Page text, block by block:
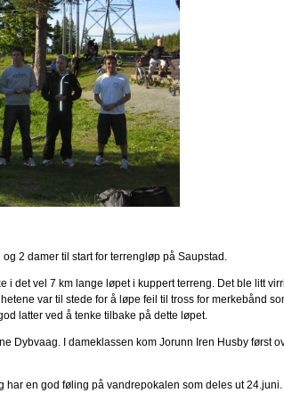
2 damer til start for terrengløp på Saupstad.
i det vel 7 km lange løpet i kuppert terreng. Det ble litt
var til stede for å løpe feil til tross for merkebånd
latter ved å tenke tilbake på dette løpet.
Dybvaag. I dameklassen kom Jorunn Iren Husby først
har en god føling på vandrepokalen som deles ut